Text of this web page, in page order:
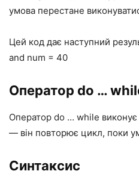
умова перестане
Цей код дає наступний
and num = 40
Оператор do …
Оператор do … while
— він повторює цикл, поки
Синтаксис